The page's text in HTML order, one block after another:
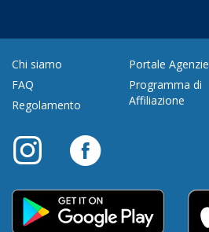
Chi siamo
FAQ
Regolamento
Portale Agenzie
Programma di
Affiliazione